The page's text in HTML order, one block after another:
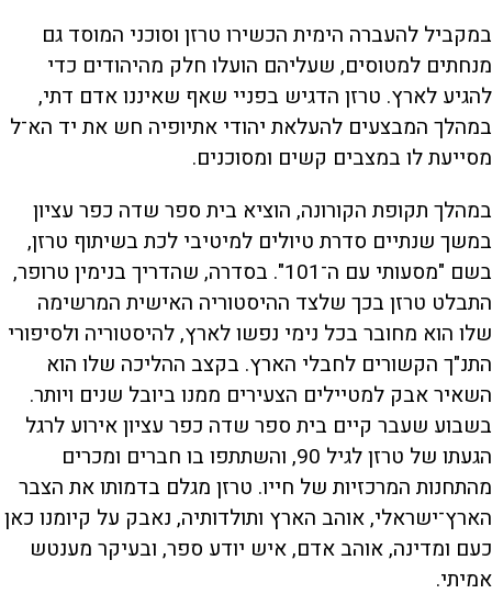
במקביל להעברה הימית הכשירו טרזן וסוכני המוסד גם
מנחתים למטוסים, שעליהם הועלו חלק מהיהודים כדי
להגיע לארץ. טרזן הדגיש בפניי שאף שאיננו אדם דתי,
במהלך המבצעים להעלאת יהודי אתיופיה חש את יד הא־ל
מסייעת לו במצבים קשים ומסוכנים.
במהלך תקופת הקורונה, הוציא בית ספר שדה כפר עציון
במשך שנתיים סדרת טיולים למיטיבי לכת בשיתוף טרזן,
בשם "מסעותי עם ה־101". בסדרה, שהדריך בנימין טרופר,
התבלט טרזן בכך שלצד ההיסטוריה האישית המרשימה
שלו הוא מחובר בכל נימי נפשו לארץ, להיסטוריה ולסיפורי
התנ"ך הקשורים לחבלי הארץ. בקצב ההליכה שלו הוא
השאיר אבק למטיילים הצעירים ממנו ביובל שנים ויותר.
בשבוע שעבר קיים בית ספר שדה כפר עציון אירוע לרגל
הגעתו של טרזן לגיל 90, והשתתפו בו חברים ומכרים
מהתחנות המרכזיות של חייו. טרזן מגלם בדמותו את הצבר
הארץ־ישראלי, אוהב הארץ ותולדותיה, נאבק על קיומנו כאן
כעם ומדינה, אוהב אדם, איש יודע ספר, ובעיקר מענטש
אמיתי.